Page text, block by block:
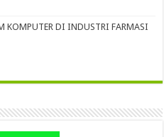
KOMPUTER DI INDUSTRI FARMASI